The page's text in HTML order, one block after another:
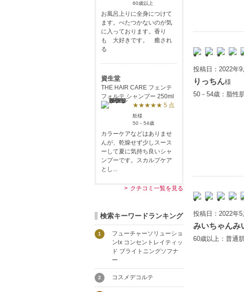
投稿日：2022年9
りっちん様
50－54歳：脂性
投稿日：2022年5
みいちゃんみ
60歳以上：普通
60歳以上
お風呂上りに全身につけて
ます。べたつかないのが気
に入っております。香り
も 大好きです。 癒され
る
資生堂
THE HAIR CARE フェンテ
フォルテ シャンプー 250ml
★★★★★ 5 点
舩様
50－54歳
カラーケアなどはありませ
んが、乾燥せず少しスース
ーして夏に気持ち良いシャ
ンプーです。スカルプケア
とし...
クチコミ一覧を見る
検索キーワードランキング
1
フューチャーソリューショ
ンlx コンセントレイティッ
ド ブライトニングソフナ
ー
2 コスメデコルテ